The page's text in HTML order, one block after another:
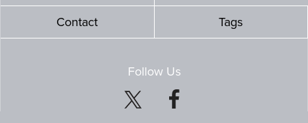
Contact Tags
Follow Us